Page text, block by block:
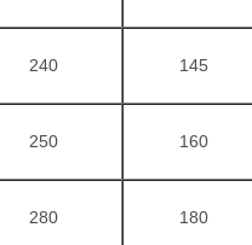
240 145
250 160
280 180